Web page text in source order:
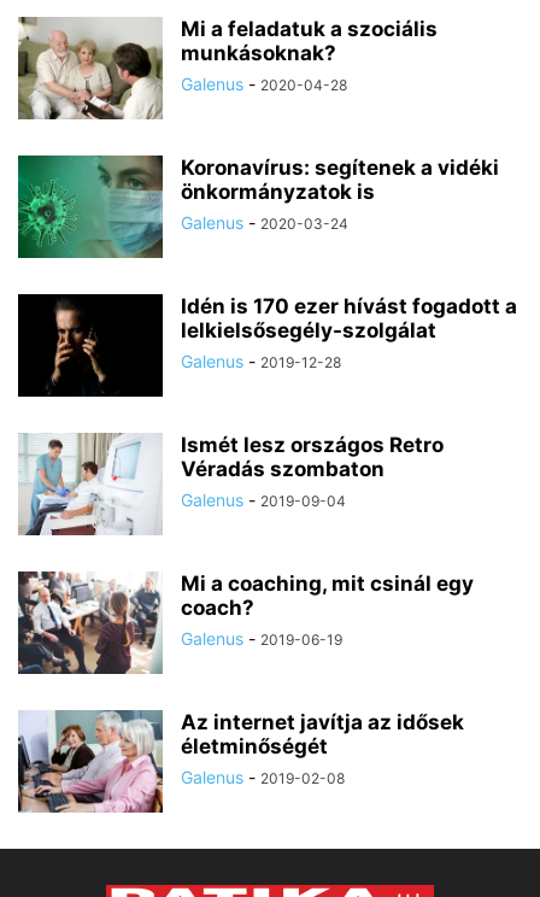
Mi a feladatuk a szociális
munkásoknak?
Galenus - 2020-04-28
Koronavírus: segítenek a vidéki
önkormányzatok is
Galenus - 2020-03-24
Idén is 170 ezer hívást fogadott a
lelkielsősegély-szolgálat
Galenus - 2019-12-28
Ismét lesz országos Retro
Véradás szombaton
Galenus - 2019-09-04
Mi a coaching, mit csinál egy
coach?
Galenus - 2019-06-19
Az internet javítja az idősek
életminőségét
Galenus - 2019-02-08